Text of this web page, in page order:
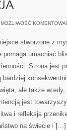
MOŻLIWOŚĆ
stworzone z
pomaga umacniać
Strona jest
bardziej
ale także
jest
i refleksja
na świecie i […]